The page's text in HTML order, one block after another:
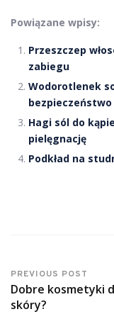
Powiązane wpisy:
Przeszczep
zabiegu
Wodorotlenek
Hagi sól do
pielęgnację
Podkład na
PREVIOUS POST
Dobre kosmetyki
skóry?